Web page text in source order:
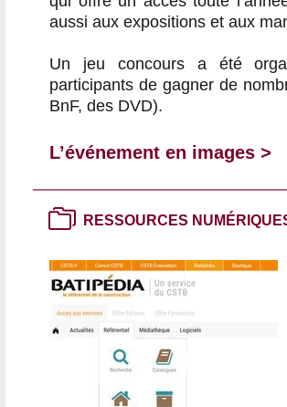
aussi aux expositions et aux
Un jeu concours a été
participants de gagner de
BnF, des DVD).
L’événement en images >
RESSOURCES